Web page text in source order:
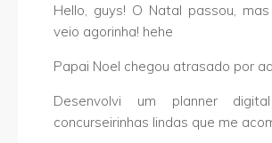
Hello, guys! O Natal passou,
veio agorinha! hehe
Papai Noel chegou atrasado por
Desenvolvi um planner
concurseirinhas lindas que me